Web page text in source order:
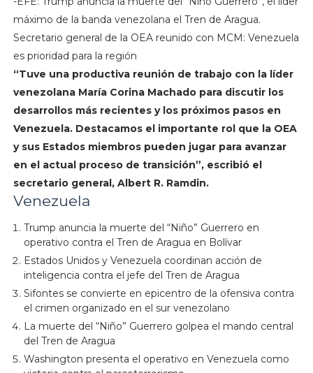
máximo de la banda venezolana el Tren de Aragua.
Secretario general de la OEA reunido con MCM: Venezuela
es prioridad para la región
“Tuve una productiva reunión de trabajo con la líder
venezolana María Corina Machado para discutir los
desarrollos más recientes y los próximos pasos en
Venezuela. Destacamos el importante rol que la OEA
y sus Estados miembros pueden jugar para avanzar
en el actual proceso de transición”, escribió el
secretario general, Albert R. Ramdin.
Venezuela
Trump anuncia la muerte del “Niño” Guerrero en
operativo contra el Tren de Aragua en Bolívar
Estados Unidos y Venezuela coordinan acción de
inteligencia contra el jefe del Tren de Aragua
Sifontes se convierte en epicentro de la ofensiva contra
el crimen organizado en el sur venezolano
La muerte del “Niño” Guerrero golpea el mando central
del Tren de Aragua
Washington presenta el operativo en Venezuela como